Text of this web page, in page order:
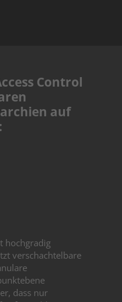
Control
auf
hochgradig
verschachtelbare
dass nur